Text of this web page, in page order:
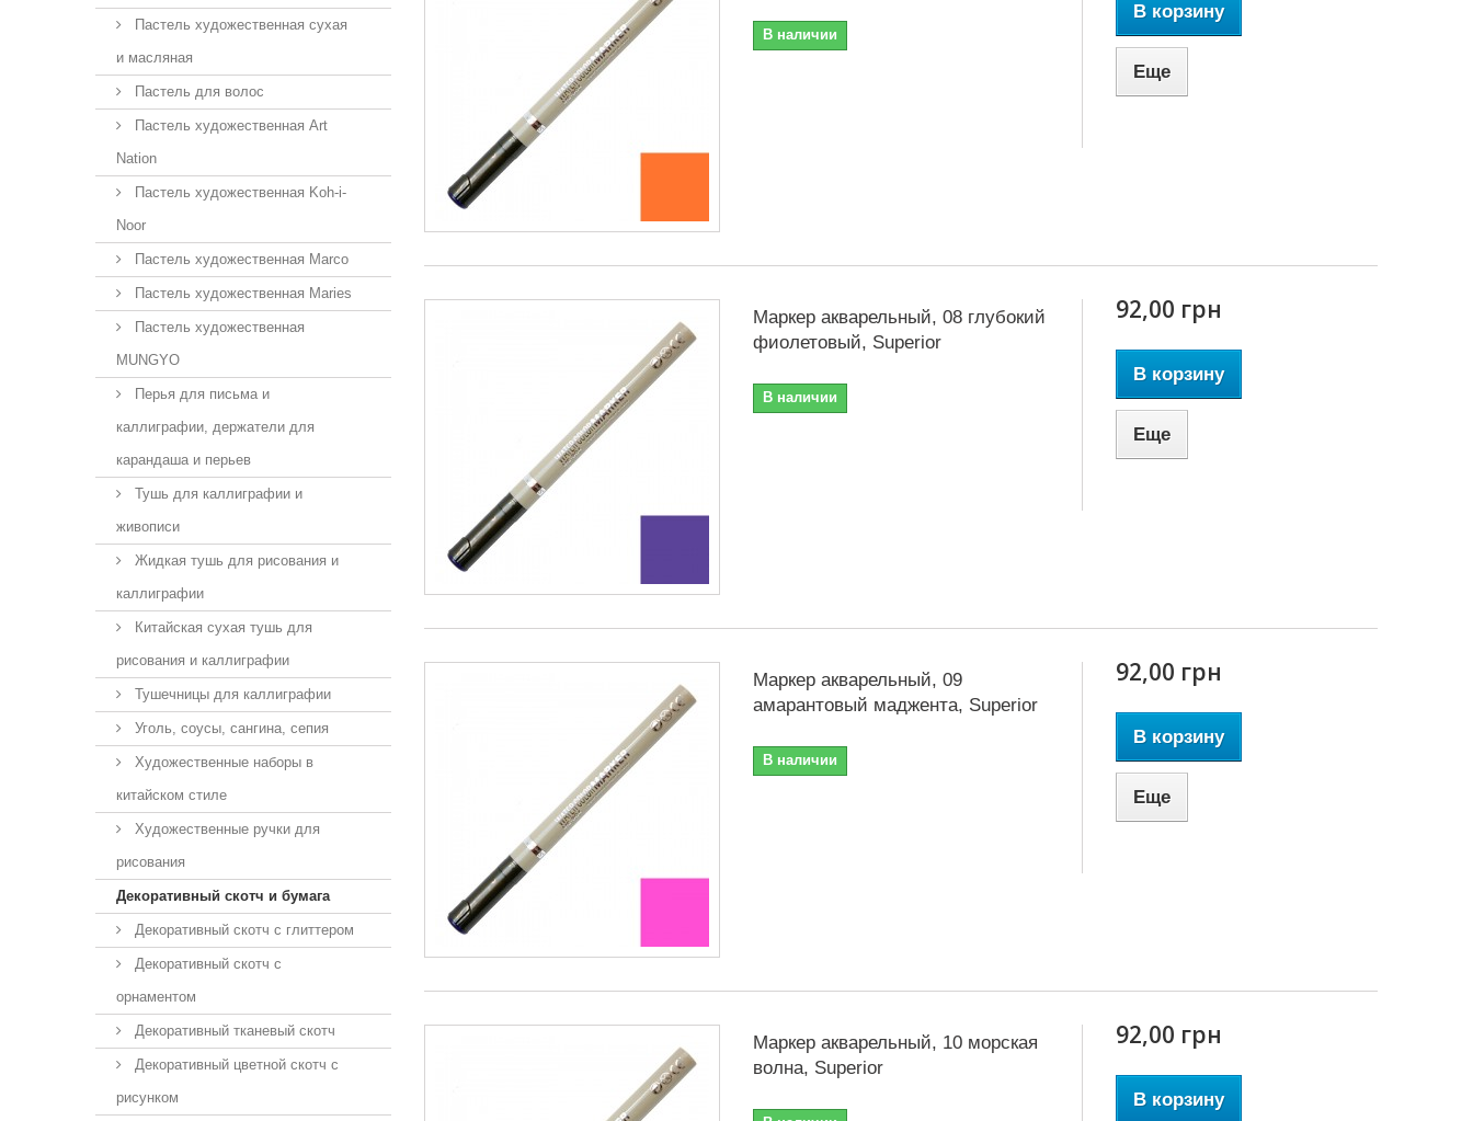
Пастель художественная сухая
и масляная
Пастель для волос
Пастель художественная Art
Nation
Пастель художественная Koh-i-
Noor
Пастель художественная Marco
Пастель художественная Maries
Пастель художественная
MUNGYO
Перья для письма и
каллиграфии, держатели для
карандаша и перьев
Тушь для каллиграфии и
живописи
Жидкая тушь для рисования и
каллиграфии
Китайская сухая тушь для
рисования и каллиграфии
Тушечницы для каллиграфии
Уголь, соусы, сангина, сепия
Художественные наборы в
китайском стиле
Художественные ручки для
рисования
Декоративный скотч и бумага
Декоративный скотч с глиттером
Декоративный скотч с
орнаментом
Декоративный тканевый скотч
Декоративный цветной скотч с
рисунком
В наличии
В корзину
Еще
Маркер акварельный, 08 глубокий
фиолетовый, Superior
В наличии
92,00 грн
В корзину
Еще
Маркер акварельный, 09
амарантовый маджента, Superior
В наличии
92,00 грн
В корзину
Еще
Маркер акварельный, 10 морская
волна, Superior
92,00 грн
В корзину